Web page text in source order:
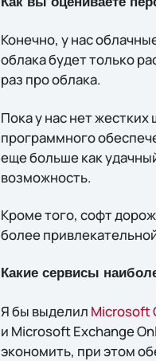
Конечно, у нас
облака будет только
раз про облака.
Пока у нас нет
программного
еще больше как
возможность.
Кроме того, софт
более
Какие сервисы
Я бы выделил Microsoft
и Microsoft Exchange
экономить, при этом